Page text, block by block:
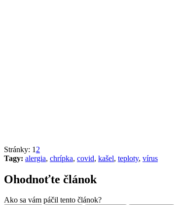
Stránky: 1 2
Tagy: alergia, chrípka, covid, kašel, teploty, vírus
Ohodnoťte článok
Ako sa vám páčil tento článok?